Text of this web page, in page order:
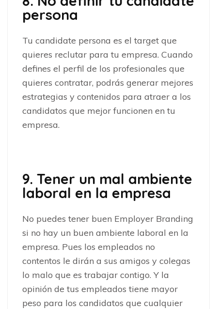
persona
Tu candidate persona es el target que
quieres reclutar para tu empresa. Cuando
defines el perfil de los profesionales que
quieres contratar, podrás generar mejores
estrategias y contenidos para atraer a los
candidatos que mejor funcionen en tu
empresa.
9. Tener un mal ambiente
laboral en la empresa
No puedes tener buen Employer Branding
si no hay un buen ambiente laboral en la
empresa. Pues los empleados no
contentos le dirán a sus amigos y colegas
lo malo que es trabajar contigo. Y la
opinión de tus empleados tiene mayor
peso para los candidatos que cualquier